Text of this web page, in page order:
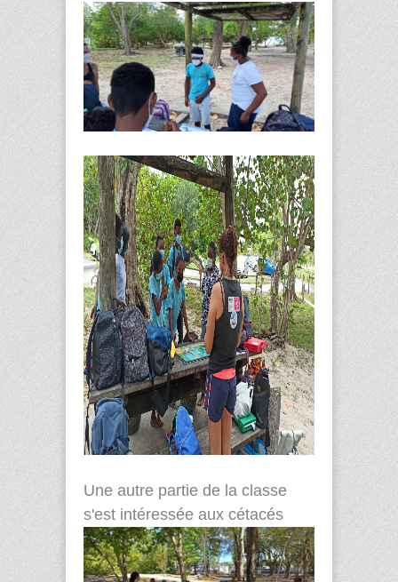
Une autre partie de la classe
s'est intéressée aux cétacés